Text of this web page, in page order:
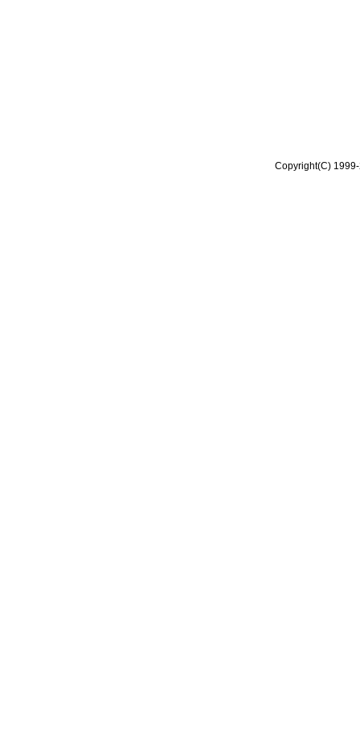
Copyright(C)